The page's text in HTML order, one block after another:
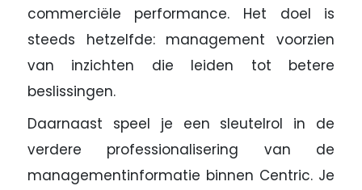
commerciële performance. Het doel is
steeds hetzelfde: management voorzien
van inzichten die leiden tot betere
beslissingen.
Daarnaast speel je een sleutelrol in de
verdere professionalisering van de
managementinformatie binnen Centric. Je